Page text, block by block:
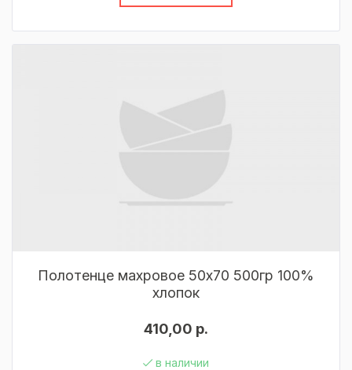
Полотенце махровое 50х70 500гр 100%
хлопок
410,00 р.
в наличии